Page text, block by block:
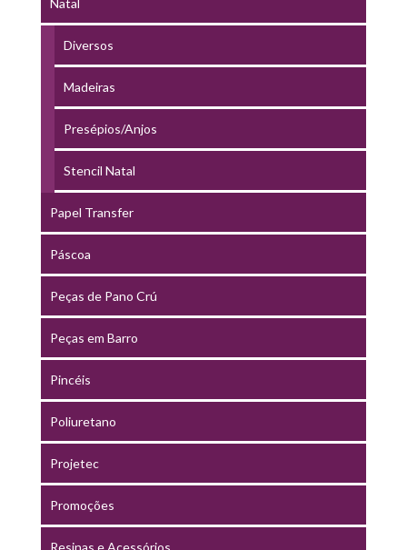
Natal
Diversos
Madeiras
Presépios/Anjos
Stencil Natal
Papel Transfer
Páscoa
Peças de Pano Crú
Peças em Barro
Pincéis
Poliuretano
Projetec
Promoções